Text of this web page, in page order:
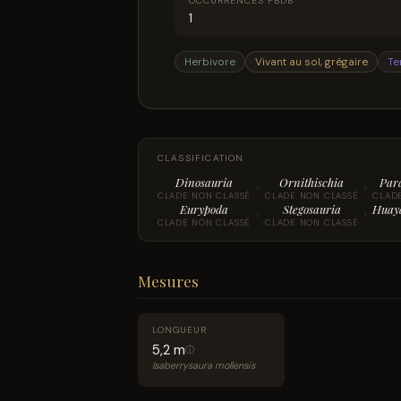
1
Herbivore Vivant au sol, grégaire
CLASSIFICATION
Dinosauria
CLADE NON CLASSÉ › Ornithischia
CLADE NON CLASSÉ ›
Eurypoda
CLADE NON CLASSÉ › Stegosauria
CLADE NON CLASSÉ ›
Mesures
LONGUEUR
5,2 mⓘ
Isaberrysaura mollensis